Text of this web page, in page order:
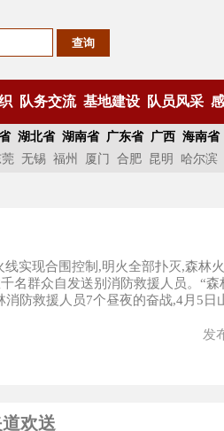
队务交流 基地建设 队员风采
湖北省 湖南省 广东省 广西 海南省
莞 无锡 福州 厦门 合肥 昆明 哈尔滨
实现合围控制,明火全部扑灭,森林
名群众自发送别消防救援人员。“森
防救援人员7个昼夜的奋战,4月5日
发
欢送